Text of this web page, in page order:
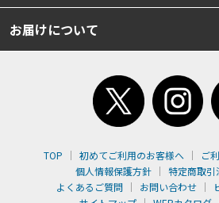
お届けについて
TOP 初めてご利用のお客様へ ご
個人情報保護方針
特定商取引
よくあるご質問
お問い合わせ